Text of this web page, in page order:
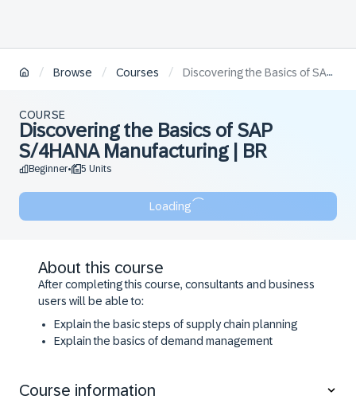
/ Browse / Courses / Discovering the Basics of SAP S/4HANA Manufacturing | BR
COURSE
Discovering the Basics of SAP
S/4HANA Manufacturing | BR
Beginner• 5 Units
Loading
About this course
After completing this course, consultants and business
users will be able to:
Explain the basic steps of supply chain planning
Explain the basics of demand management
Describe the production types supported with SAP
Course information